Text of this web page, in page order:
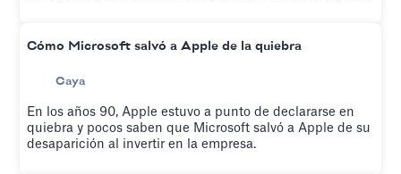
Cómo Microsoft salvó a Apple de la quiebra
Caya
En los años 90, Apple estuvo a punto de declararse en
quiebra y pocos saben que Microsoft salvó a Apple de su
desaparición al invertir en la empresa.